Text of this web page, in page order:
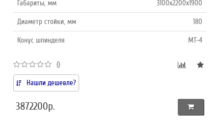
Габариты, мм 3100х2200х1900
Диаметр стойки, мм 180
Конус шпинделя MT-4
()
Нашли дешевле?
3872200р.